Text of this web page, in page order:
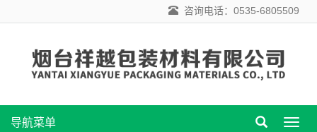
咨询电话：0535-6805509
导
导航菜单